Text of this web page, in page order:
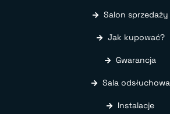
Salon sprzedaży
Jak kupować?
Gwarancja
Sala odsłuchowa
Instalacje